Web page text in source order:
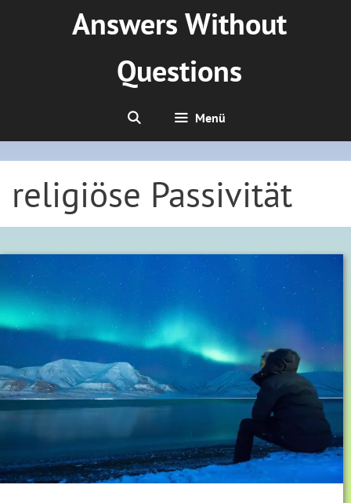
Answers Without
Questions
Menü
religiöse Passivität